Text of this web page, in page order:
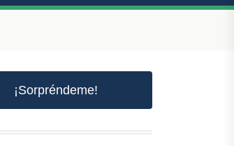
¡Sorpréndeme!